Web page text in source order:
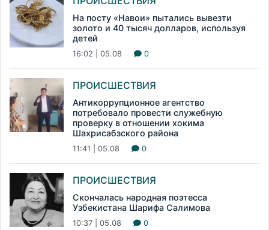
На посту «Навои» пытались вывезти
золото и 40 тысяч долларов, используя
детей
16:02 | 05.08 0
ПРОИСШЕСТВИЯ
Антикоррупционное агентство
потребовало провести служебную
проверку в отношении хокима
Шахрисабзского района
11:41 | 05.08 0
ПРОИСШЕСТВИЯ
Скончалась народная поэтесса
Узбекистана Шарифа Салимова
10:37 | 05.08 0